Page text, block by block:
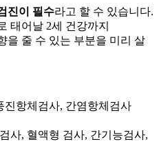
진이 필수라고 할 수 있습니다.
태어날 2세 건강까지
을 줄 수 있는 부분을 미리 살
진항체검사, 간염항체검사
사, 혈액형 검사, 간기능검사,